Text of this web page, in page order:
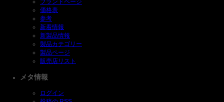
ブランドページ
価格表
参考
新着情報
新製品情報
製品カテゴリー
製品ページ
販売店リスト
メタ情報
ログイン